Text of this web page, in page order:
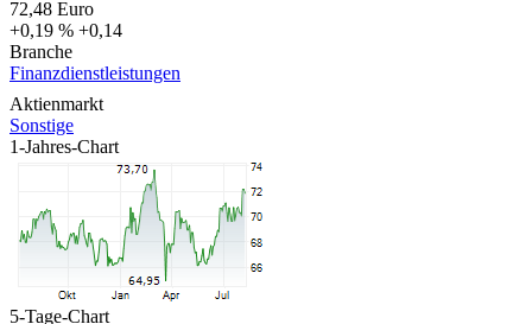
72,48 Euro
+0,19 % +0,14
Branche
Finanzdienstleistungen
Aktienmarkt
Sonstige
1-Jahres-Chart
5-Tage-Chart